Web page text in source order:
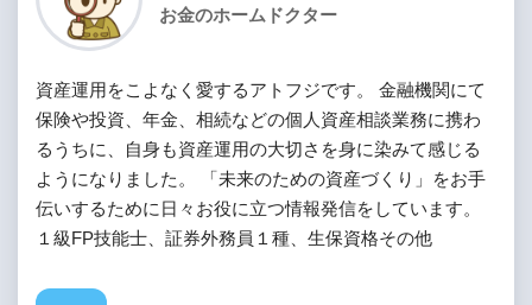
お金のホームドクター
資産運用をこよなく愛するアトフジです。 金融機関にて
保険や投資、年金、相続などの個人資産相談業務に携わ
るうちに、自身も資産運用の大切さを身に染みて感じる
ようになりました。 「未来のための資産づくり」をお手
伝いするために日々お役に立つ情報発信をしています。
１級FP技能士、証券外務員１種、生保資格その他